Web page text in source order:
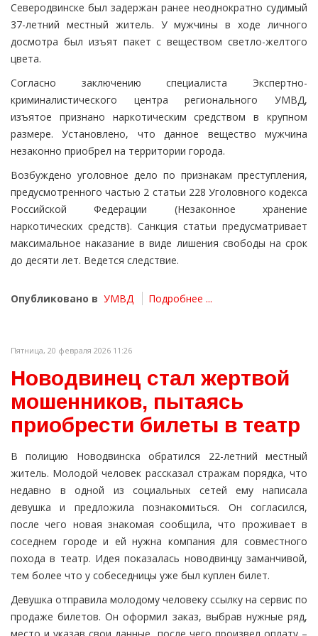
Северодвинске был задержан ранее неоднократно судимый
37-летний местный житель. У мужчины в ходе личного
досмотра был изъят пакет с веществом светло-желтого
цвета.
Согласно заключению специалиста Экспертно-
криминалистического центра регионального УМВД,
изъятое признано наркотическим средством в крупном
размере. Установлено, что данное вещество мужчина
незаконно приобрел на территории города.
Возбуждено уголовное дело по признакам преступления,
предусмотренного частью 2 статьи 228 Уголовного кодекса
Российской Федерации (Незаконное хранение
наркотических средств). Санкция статьи предусматривает
максимальное наказание в виде лишения свободы на срок
до десяти лет. Ведется следствие.
Опубликовано в УМВД Подробнее ...
Пятница, 20 февраля 2026 11:26
Новодвинец стал жертвой
мошенников, пытаясь
приобрести билеты в театр
В полицию Новодвинска обратился 22-летний местный
житель. Молодой человек рассказал стражам порядка, что
недавно в одной из социальных сетей ему написала
девушка и предложила познакомиться. Он согласился,
после чего новая знакомая сообщила, что проживает в
соседнем городе и ей нужна компания для совместного
похода в театр. Идея показалась новодвинцу заманчивой,
тем более что у собеседницы уже был куплен билет.
Девушка отправила молодому человеку ссылку на сервис по
продаже билетов. Он оформил заказ, выбрав нужные ряд,